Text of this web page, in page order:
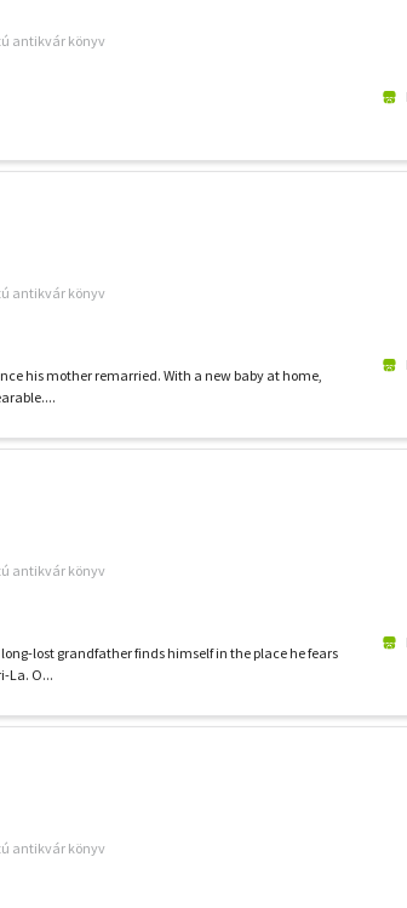
antikvár könyv
antikvár könyv
his mother remarried. With a new baby at home,
antikvár könyv
long-lost grandfather finds himself in the place he fears
La. O...
antikvár könyv